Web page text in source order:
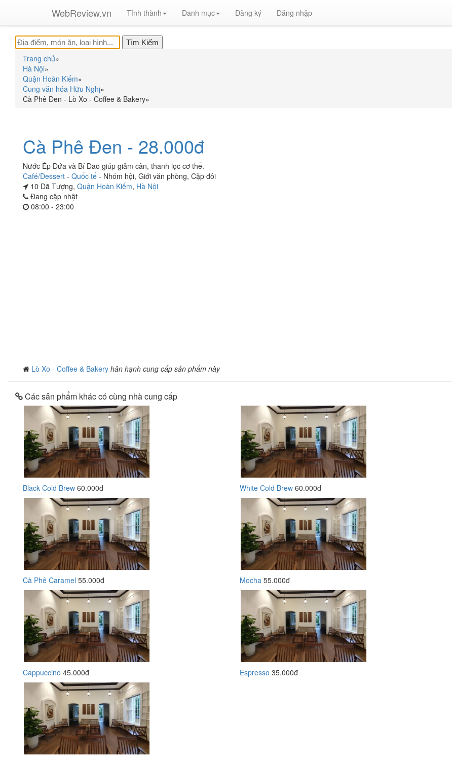
WebReview.vn Tỉnh thành Danh mục Đăng ký Đăng nhập
Trang chủ»
Hà Nội»
Quận Hoàn Kiếm»
Cung văn hóa Hữu Nghị»
Cà Phê Đen - Lò Xo - Coffee & Bakery»
Cà Phê Đen - 28.000đ
Nước Ép Dứa và Bí Đao giúp giảm cân, thanh lọc cơ thể.
Café/Dessert - Quốc tế - Nhóm hội, Giới văn phòng, Cặp đôi
10 Dã Tượng, Quận Hoàn Kiếm, Hà Nội
Đang cập nhật
08:00 - 23:00
Lò Xo - Coffee & Bakery hân hạnh cung cấp sản phẩm này
Các sản phẩm khác có cùng nhà cung cấp
Black Cold Brew 60.000đ White Cold Brew 60.000đ
Cà Phê Caramel 55.000đ Mocha 55.000đ
Cappuccino 45.000đ Espresso 35.000đ